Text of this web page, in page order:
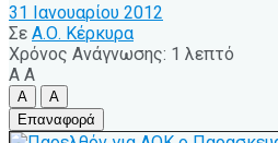
31 Ιανουαρίου 2012
Σε Α.Ο. Κέρκυρα
Χρόνος Ανάγνωσης: 1 λεπτό
A A
A
A
Επαναφορά